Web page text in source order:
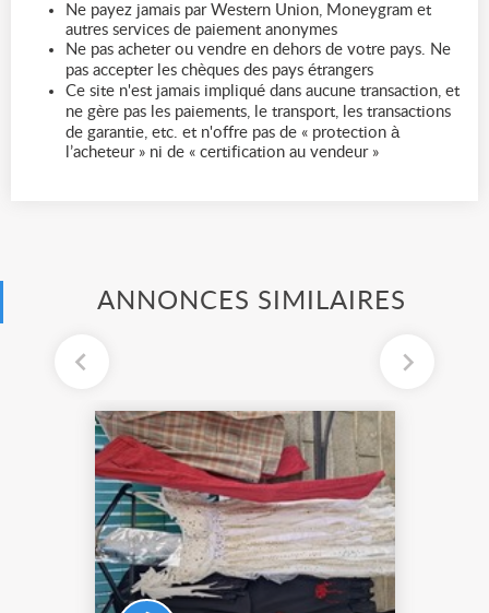
Ne payez jamais par Western Union, Moneygram et
autres services de paiement anonymes
Ne pas acheter ou vendre en dehors de votre pays. Ne
pas accepter les chèques des pays étrangers
Ce site n'est jamais impliqué dans aucune transaction, et
ne gère pas les paiements, le transport, les transactions
de garantie, etc. et n'offre pas de « protection à
l’acheteur » ni de « certification au vendeur »
ANNONCES SIMILAIRES